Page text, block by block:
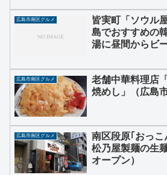
広島市南区グルメ
皆実町「ソウル
島でおすすめの
湯に昼間からビ
広島市南区グルメ
老舗中華料理店
焼めし」（広島
広島市南区グルメ
南区段原｢おっこ
松乃屋製麺の生
オープン）